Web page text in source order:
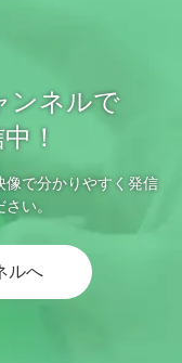
ンネルで
！
像で分かりやすく発信
い。
ルへ